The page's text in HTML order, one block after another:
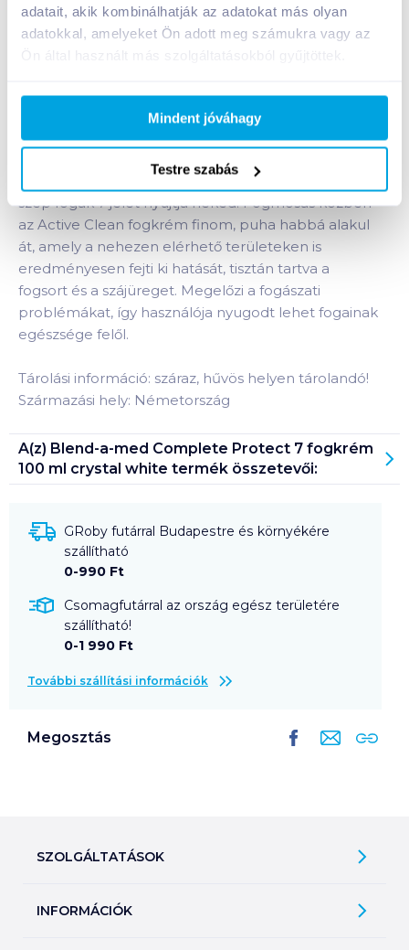
adatait, akik kombinálhatják az adatokat más olyan
adatokkal, amelyeket Ön adott meg számukra vagy az
Mindent jóváhagy
Testre szabás
Bevásárlólistához adom Értesíts, ha olcsóbb!
Termékleírás a(z)Blend-a-med Complete
Protect 7 fogkrém 100 ml crystal
whitetermékhez:
A Blend-a-med Complete Protect 7 az egészséges,
szép fogak 7 jelét nyújtja neked. Fogmosás közben
az Active Clean fogkrém finom, puha habbá alakul
át, amely a nehezen elérhető területeken is
eredményesen fejti ki hatását, tisztán tartva a
fogsort és a szájüreget. Megelőzi a fogászati
problémákat, így használója nyugodt lehet fogainak
egészsége felől.
Tárolási információ: száraz, hűvös helyen tárolandó!
Származási hely: Németország
A(z) Blend-a-med Complete Protect 7 fogkrém
100 ml crystal white termék összetevői:
GRoby futárral Budapestre és környékére
szállítható
0-990 Ft
Csomagfutárral az ország egész területére
szállítható!
0-1 990 Ft
További szállítási információk
Megosztás
SZOLGÁLTATÁSOK
Árfigyelő
INFORMÁCIÓK